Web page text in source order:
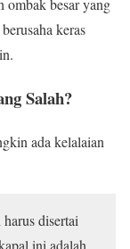
ombak besar yang
keras
Salah?
ada kelalaian
disertai
ini adalah